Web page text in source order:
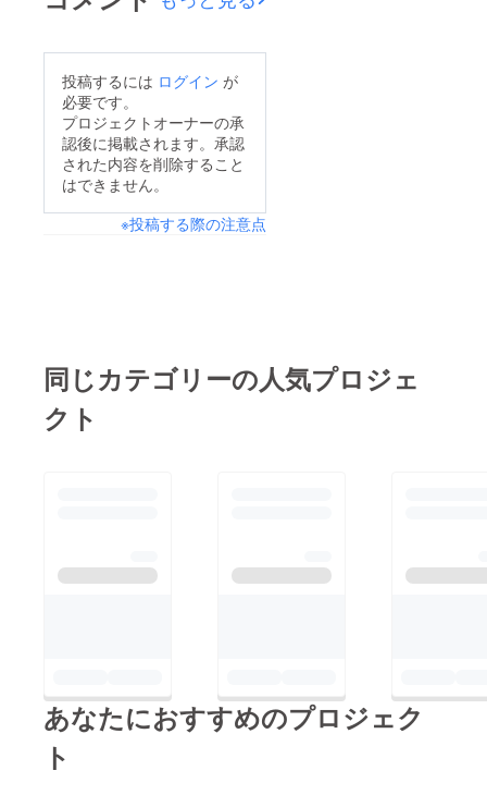
投稿するには ログイン が
必要です。
プロジェクトオーナーの承
認後に掲載されます。承認
された内容を削除すること
はできません。
※投稿する際の注意点
同じカテゴリーの人気プロジェ
クト
あなたにおすすめのプロジェク
ト